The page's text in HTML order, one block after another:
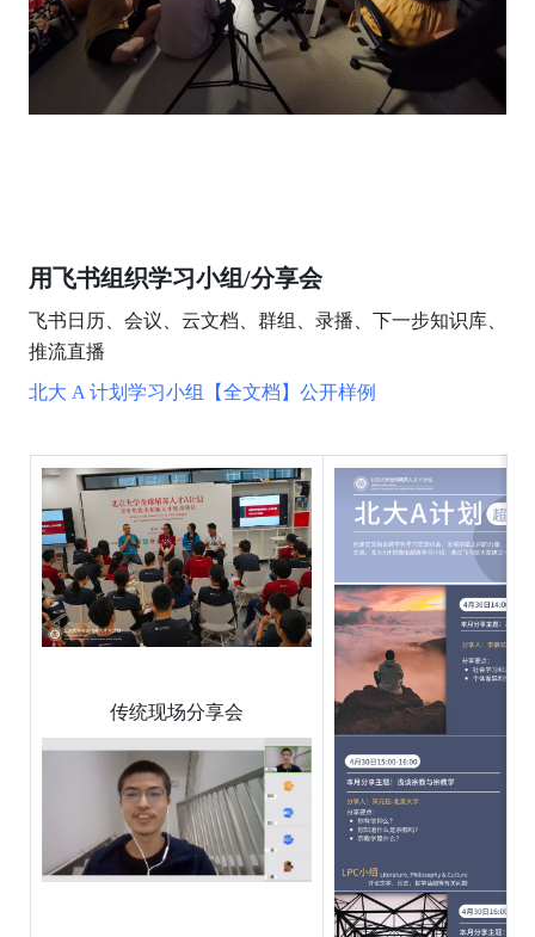
用飞书组织学习小组/分享会
飞书日历、会议、云文档、群组、录播、下一步知识库、
推流直播
北大 A 计划学习小组【全文档】公开样例
传统现场分享会